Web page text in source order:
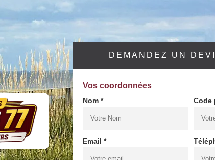
DEMANDEZ UN
Vos coordonnées
Nom * Code
Email *